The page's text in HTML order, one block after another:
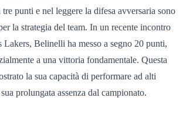
punti e nel leggere la difesa avversaria sono
la strategia del team. In un recente incontro
Belinelli ha messo a segno 20 punti,
a una vittoria fondamentale. Questa
la sua capacità di performare ad alti
prolungata assenza dal campionato.